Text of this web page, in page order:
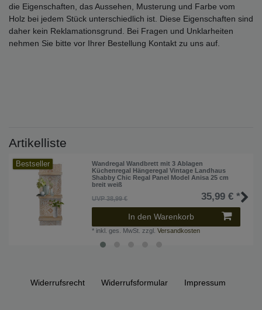
die Eigenschaften, das Aussehen, Musterung und Farbe vom
Holz bei jedem Stück unterschiedlich ist. Diese Eigenschaften sind
daher kein Reklamationsgrund. Bei Fragen und Unklarheiten
nehmen Sie bitte vor Ihrer Bestellung Kontakt zu uns auf.
Artikelliste
Bestseller
Wandregal Wandbrett mit 3 Ablagen
Küchenregal Hängeregal Vintage Landhaus
Shabby Chic Regal Panel Model Anisa 25 cm
breit weiß
UVP 38,99 €
35,99 € *
In den Warenkorb
* inkl. ges. MwSt. zzgl.Versandkosten
Widerrufs­recht Widerrufs­formular Impressum